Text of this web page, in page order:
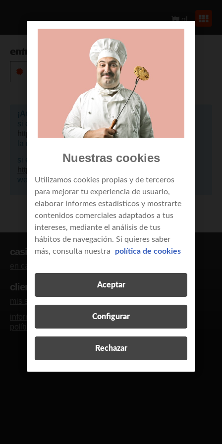
gl
entrar en servicios de cliente
si eres un cliente de empresa, por favor pulsa aquí
https://portalclientes.mundo-r.com, para acceder a
si eres cliente de residencial, por favor pulsa aquí
https://mi.mundo-r.com
casi clientes
clientes
información legal
calidad de servicio
política de cookies
política de privacidad
Nuestras cookies
Utilizamos cookies propias y de terceros
para mejorar tu experiencia de usuario,
elaborar informes estadísticos y mostrarte
contenidos comerciales adaptados a tus
intereses, mediante el análisis de tus
hábitos de navegación. Si quieres saber
más, consulta nuestra política de cookies
Configurar
Rechazar
Aceptar